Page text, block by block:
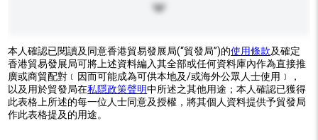
本人確認已閱讀及同意香港貿易發展局(“貿發局”)的使用條款及確定
香港貿易發展局可將上述資料編入其全部或任何資料庫內作為直接推
廣或商貿配對﹝因而可能成為可供本地及/或海外公眾人士使用﹞，
以及用於貿發局在私隱政策聲明中所述之其他用途；本人確認已獲得
此表格上所述的每一位人士同意及授權，將其個人資料提供予貿發局
作此表格提及的用途。